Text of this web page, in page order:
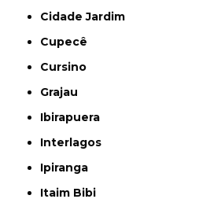
Cidade Jardim
Cupecê
Cursino
Grajau
Ibirapuera
Interlagos
Ipiranga
Itaim Bibi